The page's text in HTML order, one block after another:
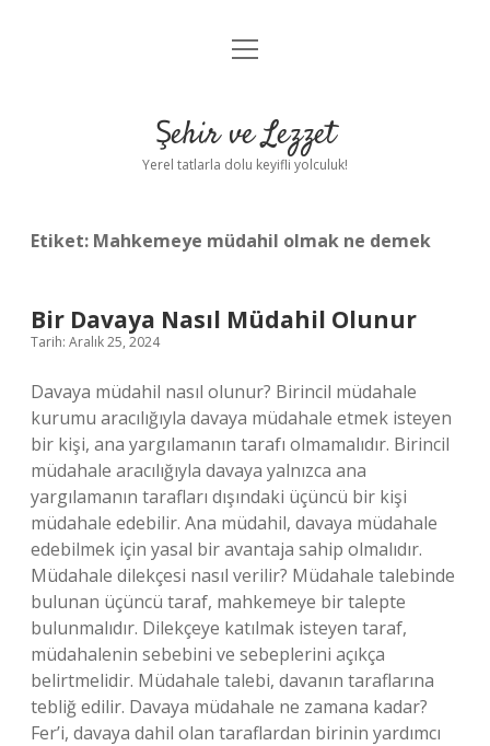
Anasayfa
Yasal Uyarı
menüyü
Şehir ve Lezzet
Yerel tatlarla dolu keyifli yolculuk!
Etiket: Mahkemeye müdahil olmak ne demek
Bir Davaya Nasıl Müdahil Olunur
Tarih: Aralık 25, 2024
Davaya müdahil nasıl olunur? Birincil müdahale
kurumu aracılığıyla davaya müdahale etmek isteyen
bir kişi, ana yargılamanın tarafı olmamalıdır. Birincil
müdahale aracılığıyla davaya yalnızca ana
yargılamanın tarafları dışındaki üçüncü bir kişi
müdahale edebilir. Ana müdahil, davaya müdahale
edebilmek için yasal bir avantaja sahip olmalıdır.
Müdahale dilekçesi nasıl verilir? Müdahale talebinde
bulunan üçüncü taraf, mahkemeye bir talepte
bulunmalıdır. Dilekçeye katılmak isteyen taraf,
müdahalenin sebebini ve sebeplerini açıkça
belirtmelidir. Müdahale talebi, davanın taraflarına
tebliğ edilir. Davaya müdahale ne zamana kadar?
Fer’i, davaya dahil olan taraflardan birinin yardımcı